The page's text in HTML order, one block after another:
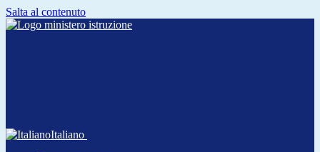
Salta al contenuto
Italiano